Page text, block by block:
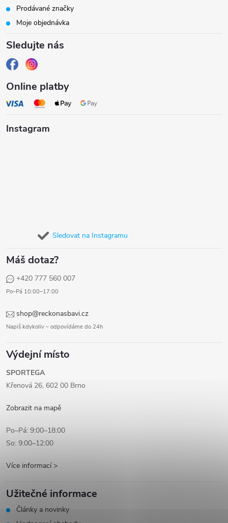
Prodávané značky
Moje objednávka
Sledujte nás
Online platby
Instagram
Sledovat na Instagramu
Máš dotaz?
+420 777 560 007
Po–Pá 10:00–17:00
shop@reckonasbavi.cz
Napiš kdykoliv – odpovídáme do 24h
Výdejní místo
SPORTEGA
Křenová 26, 602 00 Brno
Zobrazit na mapě
Po–Pá: 9:00–18:00
So: 9:00–12:00
Více informací >
Užitečné informace
Články a novinky